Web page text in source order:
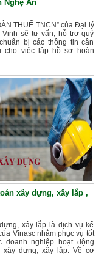
Nghệ An
THUẾ TNCN” của Đại lý
Vinh sẽ tư vấn, hỗ trợ quý
bị các thông tin cần
cho việc lập hồ sơ hoàn
xây dựng, xây lắp ,
xây lắp là dịch vụ kế
Vinasc nhằm phục vụ tốt
doanh nghiệp hoạt động
xây dựng, xây lắp. Về cơ